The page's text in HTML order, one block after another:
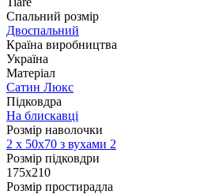
Спальний розмір
Двоспальний
Країна виробництва
Україна
Матеріал
Сатин Люкс
Підковдра
На блискавці
Розмір наволочки
2 х 50х70 з вухами 2
Розмір підковдри
175x210
Розмір простирадла